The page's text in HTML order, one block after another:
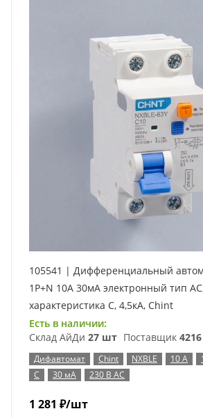
105541 | Дифференциальный
1P+N 10А 30мА электронный тип
характеристика C, 4,5кА, Chint
Есть в наличии:
Склад АйДи 27 шт Поставщик
Дифавтомат Chint NXBLE 10 А
C
30 мА 230 В AC
1 281 ₽/шт